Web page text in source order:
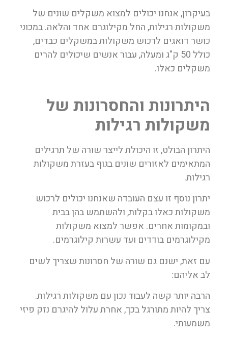
בעיקרון, אנחנו יכולים למצוא משקלים שונים של
משקולות רגילות, החל מקילוגרם אחד והלאה. במכוני
כושר דואגים לרכוש משקולות במשקלים כבדים,
כולל 50 ק"ג ומעלה, עבור אנשים שיכולים להרים
משקלים כאלו.
היתרונות והחסרונות של
משקולות רגילות
היתרון הבולט, זו היכולת לייצר שורה של תרגילים
המתאימים לאזורים שונים בגוף בעזרת משקולות
רגילות.
יתרון נוסף זו עצם העובדה שאנחנו יכולים לרכוש
משקולות כאלו בקלות, ולהשתמש בהן בבית
ובמקומות אחרים. אפשר למצוא משקולות
מקילוגרמים בודדים ועד עשרות קילוגרמים.
עם זאת, ישנם גם שורה של חסרונות שצריך לשים
לב אליהם:
הרבה יותר קשה לעבוד נכון עם משקולות רגילות.
צריך להיות מתורגל בכך, אחרת עלול להיגרם נזק פיזי
משמעותי.